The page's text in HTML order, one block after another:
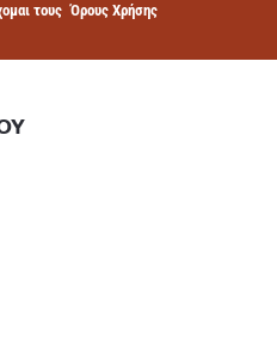
τους Όρους Χρήσης